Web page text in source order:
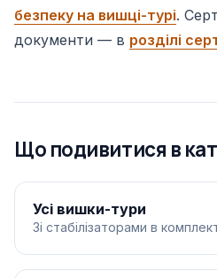
безпеку на вишці-турі.
документи — в розділі
Що подивитися в
Усі вишки-тури
Зі стабілізаторами в